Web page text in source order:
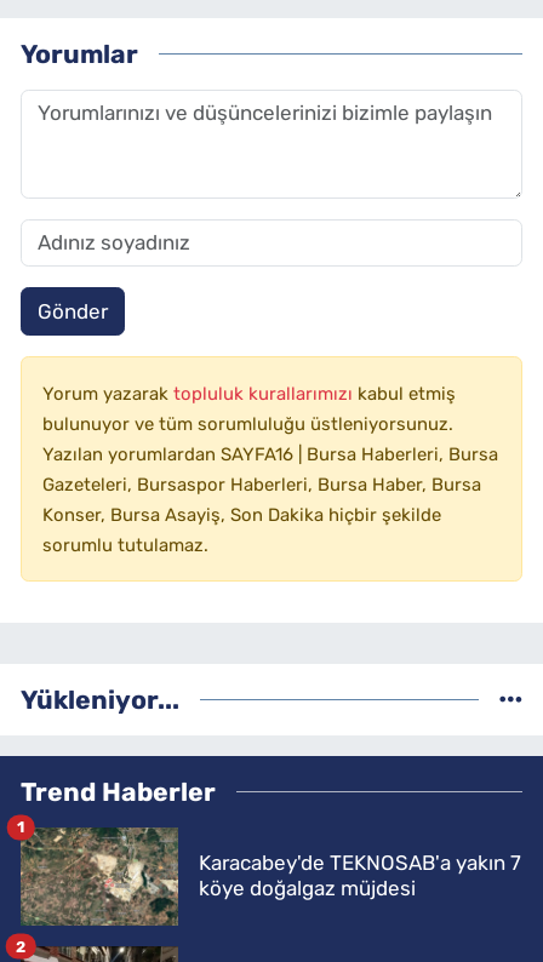
Yorumlar
Gönder
Yorum yazarak topluluk kurallarımızı kabul etmiş
bulunuyor ve tüm sorumluluğu üstleniyorsunuz.
Yazılan yorumlardan SAYFA16 | Bursa Haberleri, Bursa
Gazeteleri, Bursaspor Haberleri, Bursa Haber, Bursa
Konser, Bursa Asayiş, Son Dakika hiçbir şekilde
sorumlu tutulamaz.
Yükleniyor...
Trend Haberler
Karacabey'de TEKNOSAB'a yakın 7
köye doğalgaz müjdesi
1
2